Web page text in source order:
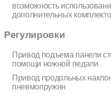
возможность
дополнительных
Регулировки
Привод подъема панели
помощи ножной педали
Привод продольных
пневмопружин